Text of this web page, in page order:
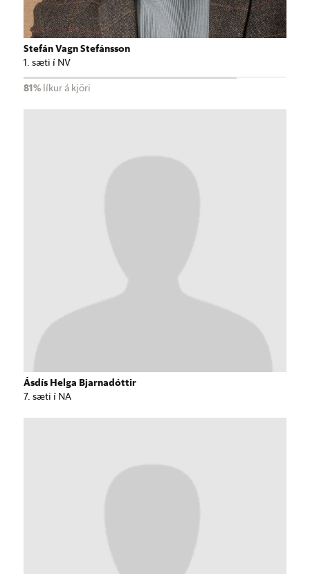
Stefán Vagn Stefánsson
1. sæti í NV
81% líkur á kjöri
Ásdís Helga Bjarnadóttir
7. sæti í NA